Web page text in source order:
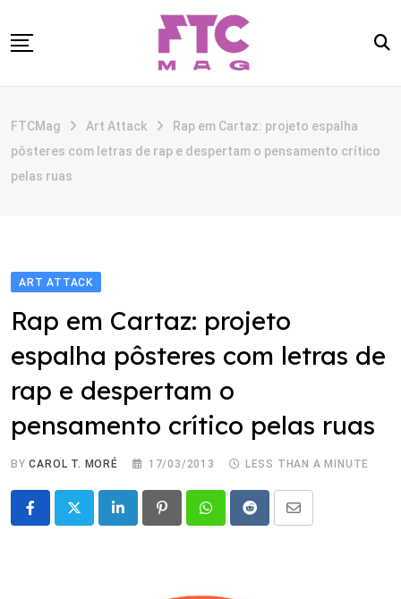
to
CATEGORIAS
ANUNCIE
FTCMag Art Attack
Rap em Cartaz: projeto espalha
pôsteres com letras de rap e despertam o pensamento crítico
pelas ruas
ART ATTACK
Rap em Cartaz: projeto
espalha pôsteres com letras de
rap e despertam o
pensamento crítico pelas ruas
BYCAROL T. MORÉ 17/03/2013 LESS THAN A MINUTE
LinkedIn PinterestWhatsappRedditShare